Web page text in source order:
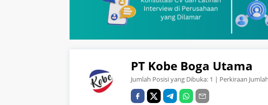
PT Kobe Boga Utama
Jumlah Posisi yang Dibuka: 1 | Perkiraan